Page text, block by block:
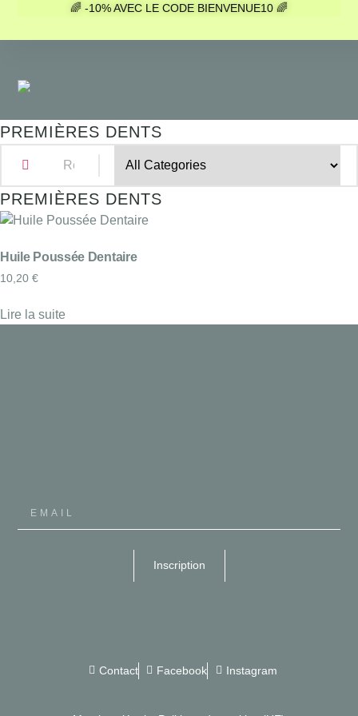
🌈 -10% AVEC LE CODE BIENVENUE10 🌈
PREMIÈRES DENTS
PREMIÈRES DENTS
Huile Poussée Dentaire
10,20 €
Lire la suite
Inscription
Contact Facebook Instagram